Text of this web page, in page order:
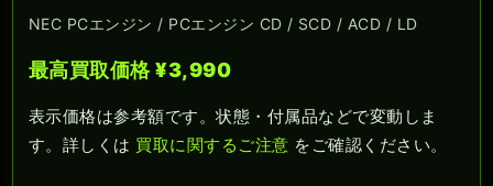
NEC PCエンジン / PCエンジン CD / SCD / ACD / LD
最高買取価格 ¥3,990
表示価格は参考額です。状態・付属品などで変動しま
す。詳しくは 買取に関するご注意 をご確認ください。